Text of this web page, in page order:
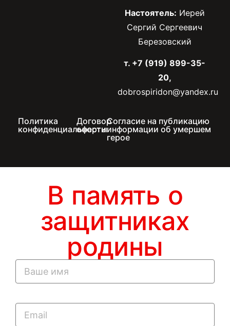
Настоятель: Иерей
Сергий Сергеевич
Березовский
т. +7 (919) 899-35-
20,
dobrospiridon@yandex.ru
Политика
конфиденциальности
Договор
оферты
Согласие на публикацию
информации об умершем
герое
В память о
защитниках
родины